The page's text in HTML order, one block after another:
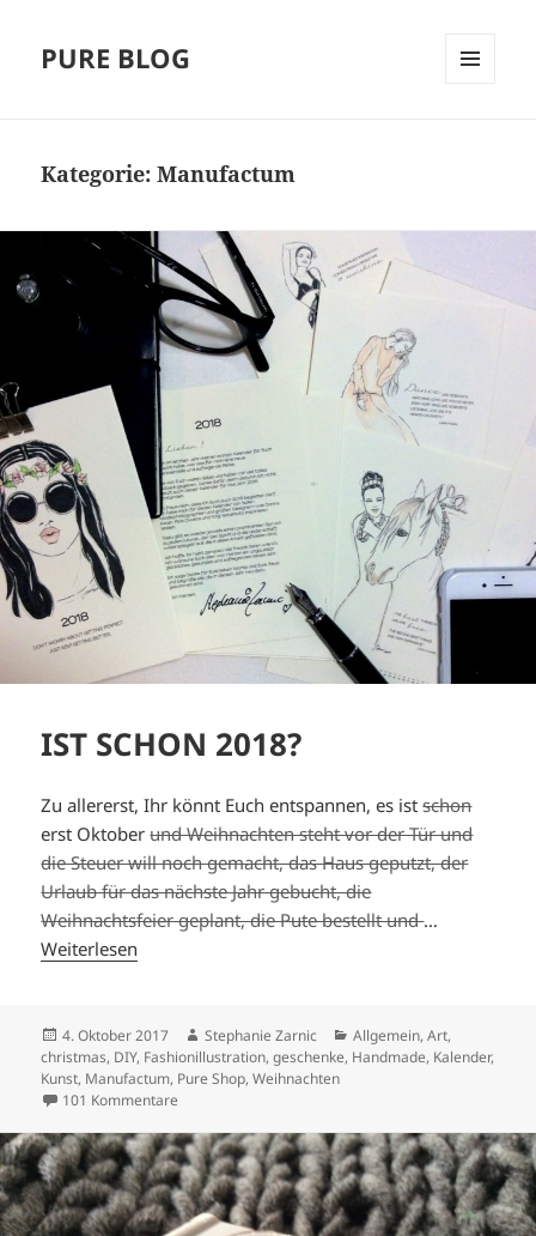
PURE BLOG
Kategorie:Manufactum
IST SCHON 2018?
Zu allererst, Ihr könnt Euch entspannen, es istschon
erst Oktoberund Weihnachten steht vor der Tür und
die Steuer will noch gemacht, das Haus geputzt, der
Urlaub für das nächste Jahr gebucht, die
Weihnachtsfeier geplant, die Pute bestellt und…
Weiterlesen
Veröffentlicht
am
4. Oktober 2017 Autor
Stephanie Zarnic Kategorien
Allgemein,Art,
christmas, DIY, Fashionillustration,geschenke, Handmade, Kalender,
Kunst, Manufactum, Pure Shop,Weihnachten
101 Kommentare